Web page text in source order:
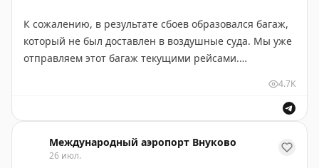
системы.
В некоторых информационных каналах появилась
ситуации с багажом. Категорически опровергаем эти
таких каналов.
К сожалению, в результате сбоев образовался багаж,
который не был доставлен в воздушные суда. Мы уже
отправляем этот багаж текущими рейсами.
Уважаемые пассажиры! Мы приносим извинения за
чтобы система обработки багажа продолжала
функционировать в нормальном режиме.
Привлечены дополнительные силы из числа
4.7K
Международный аэропорт Внуково
26 июл.